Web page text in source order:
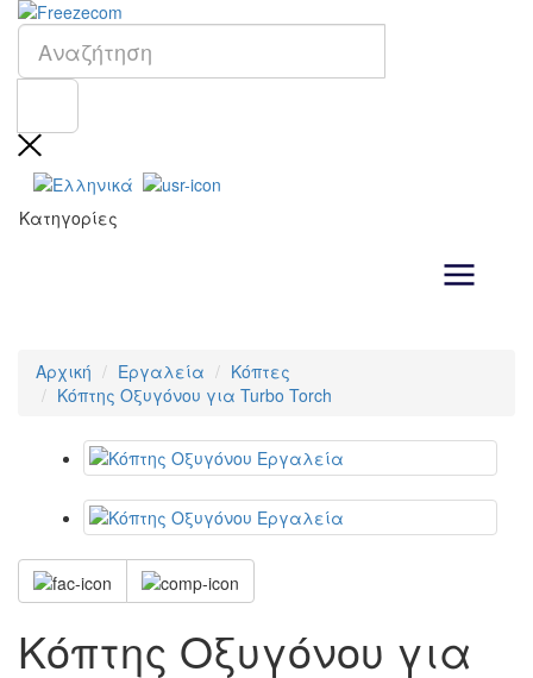
Κατηγορίες
Αρχική Εργαλεία
Κόπτες
Κόπτης Οξυγόνου για Turbo Torch
Κόπτης Οξυγόνου για